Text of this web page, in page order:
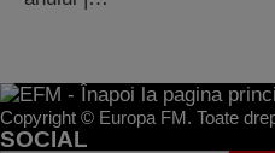
Copyright © Europa FM. Toate
SOCIAL